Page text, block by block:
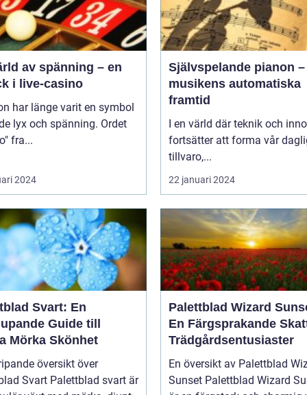
av spänning – en
i live-casino
har länge varit en symbol
lyx och spänning. Ordet
fra...
2024
Självspelande pianon –
musikens automatiska
framtid
I en värld där teknik och
fortsätter att forma vår
tillvaro,...
22 januari 2024
Svart: En
Guide till
Mörka Skönhet
översikt över
Svart Palettblad svart är
Palettblad Wizard
En Färgsprakande
Trädgårdsentusiaster
En översikt av Palettblad
Sunset Palettblad Wizard Sunset